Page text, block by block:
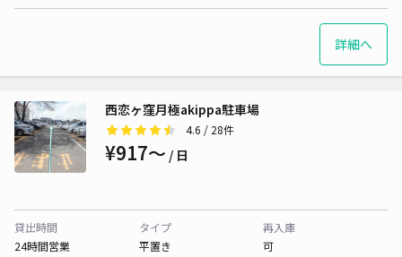
詳細へ
西恋ヶ窪月極akippa駐車場
4.6 / 28件
¥917〜 / 日
貸出時間
24時間営業
タイプ
平置き
再入庫
可